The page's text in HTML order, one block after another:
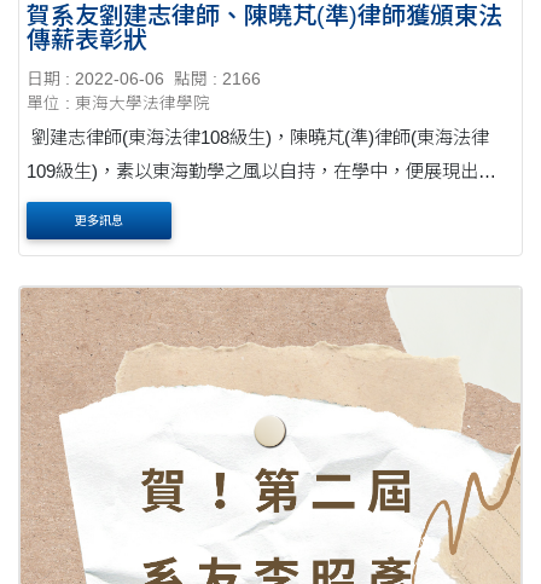
賀系友劉建志律師、陳曉芃(準)律師獲頒東法
傳薪表彰狀
日期 : 2022-06-06
點閱 : 2166
單位 : 東海大學法律學院
劉建志律師(東海法律108級生)，陳曉芃(準)律師(東海法律
109級生)，素以東海勤學之風以自持，在學中，便展現出高
度抗壓且樂在學習之積極向上心態，且一步一腳印按計畫築
夢踏實，而於律師考試金榜題名，故獲邀出....
更多訊息